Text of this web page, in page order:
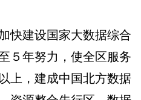
建设国家大数据综合
５年努力，使全区服务
上，建成中国北方数据